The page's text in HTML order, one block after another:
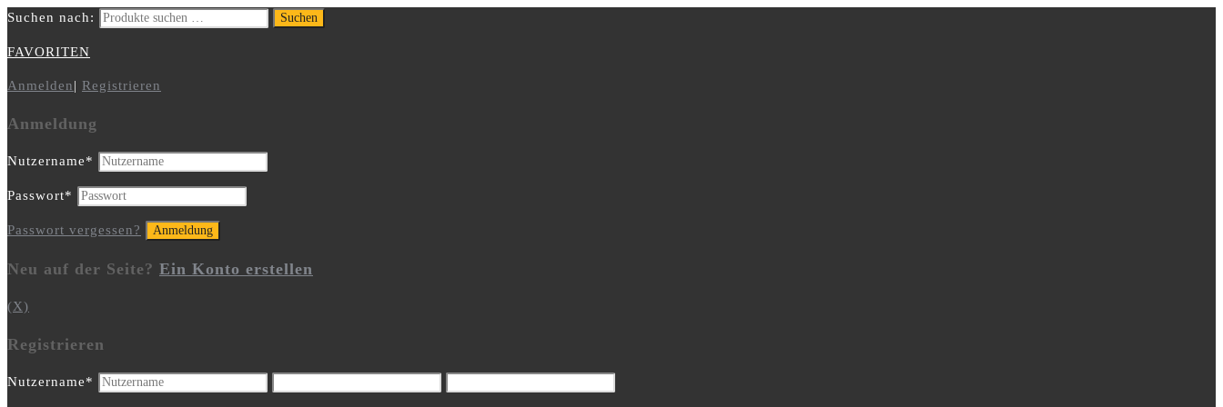
Suchen nach: Suchen
FAVORITEN
Anmelden| Registrieren
Anmeldung
Nutzername*
Passwort*
Passwort vergessen?
Neu auf der Seite? Ein Konto erstellen
(X)
Registrieren
Nutzername*